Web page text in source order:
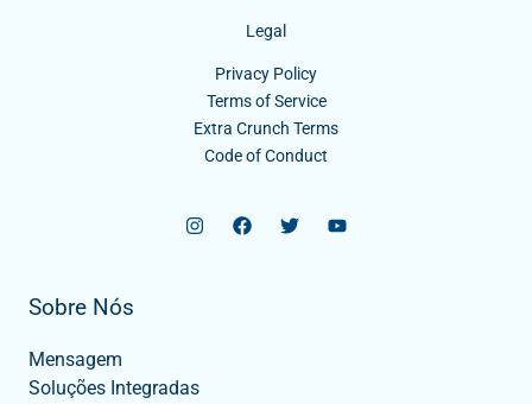
Legal
Privacy Policy
Terms of Service
Extra Crunch Terms
Code of Conduct
Sobre Nós
Mensagem
Soluções Integradas